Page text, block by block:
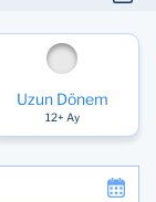
Uzun Dönem
12+ Ay